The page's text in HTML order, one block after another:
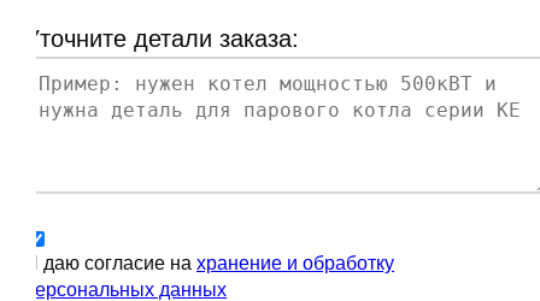
Уточните детали заказа:
Я даю согласие на хранение и обработку
персональных данных